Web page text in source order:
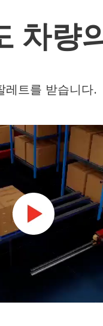
차량
레트를 받습니다.